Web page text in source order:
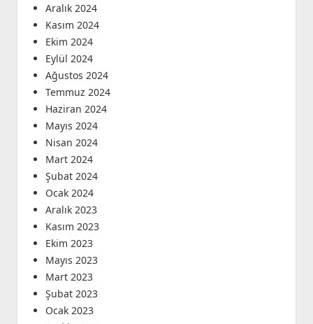
Aralık 2024
Kasım 2024
Ekim 2024
Eylül 2024
Ağustos 2024
Temmuz 2024
Haziran 2024
Mayıs 2024
Nisan 2024
Mart 2024
Şubat 2024
Ocak 2024
Aralık 2023
Kasım 2023
Ekim 2023
Mayıs 2023
Mart 2023
Şubat 2023
Ocak 2023